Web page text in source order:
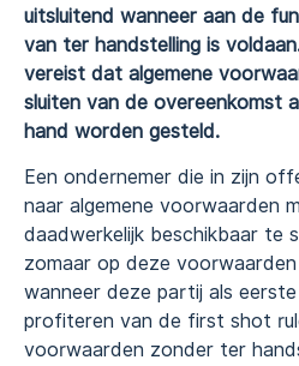
uitsluitend wanneer aan de
van ter handstelling is
vereist dat algemene
sluiten van de overeenkomst
hand worden gesteld.
Een ondernemer die in zijn
naar algemene voorwaarden
daadwerkelijk beschikbaar te
zomaar op deze
wanneer deze partij als
profiteren van de first shot
voorwaarden zonder ter